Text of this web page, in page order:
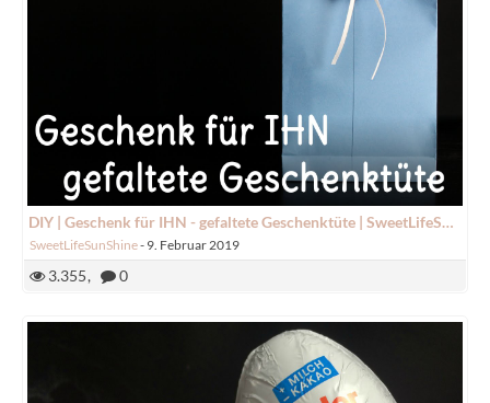
DIY | Geschenk für IHN - gefaltete Geschenktüte | SweetLifeSunShine
SweetLifeSunShine- 9. Februar 2019
3.355 0